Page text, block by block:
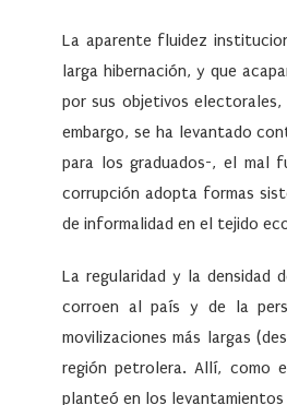
La aparente fluidez
larga hibernación, y que
por sus objetivos electorales,
embargo, se ha levantado
para los graduados-, el mal
corrupción adopta formas
de informalidad en el tejido
La regularidad y la densidad
corroen al país y de la
movilizaciones más largas
región petrolera. Allí, como
planteó en los